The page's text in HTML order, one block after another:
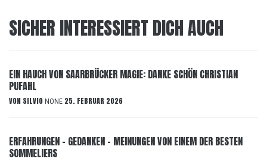
SICHER INTERESSIERT DICH AUCH
EIN HAUCH VON SAARBRÜCKER MAGIE: DANKE SCHÖN CHRISTIAN
PUFAHL
VON SILVIO NONE 25. FEBRUAR 2026
ERFAHRUNGEN – GEDANKEN – MEINUNGEN VON EINEM DER BESTEN
SOMMELIERS